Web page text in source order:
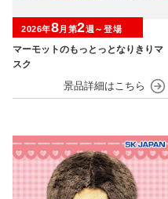
マーモットのもっとっとなりきりマ
スク
2026年8月第2週～登場